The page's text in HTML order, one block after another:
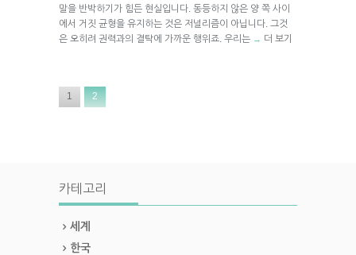
말을 반박하기가 힘든 현실입니다. 동등하지 않은 양 쪽 사이
에서 거짓 균형을 유지하는 것은 저널리즘이 아닙니다. 그것
은 오히려 권력과의 결탁에 가까운 행위죠. 우리는 → 더 보기
1 2
카테고리
세계
한국